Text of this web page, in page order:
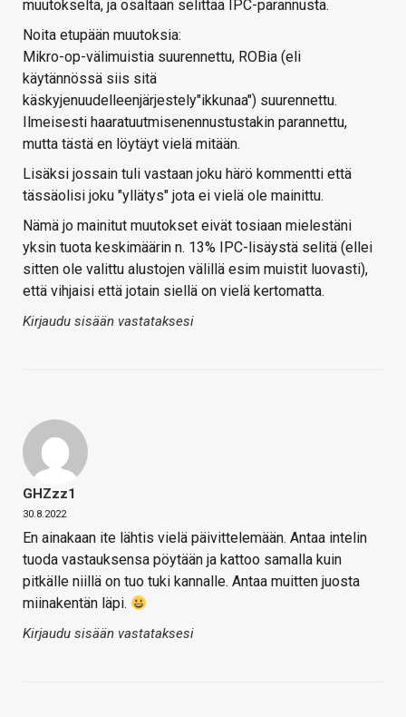
muutokselta, ja osaltaan selittää IPC-parannusta.
Noita etupään muutoksia:
Mikro-op-välimuistia suurennettu, ROBia (eli
käytännössä siis sitä
käskyjenuudelleenjärjestely"ikkunaa") suurennettu.
Ilmeisesti haaratuutmisenennustustakin parannettu,
mutta tästä en löytäyt vielä mitään.
Lisäksi jossain tuli vastaan joku härö kommentti että
tässäolisi joku "yllätys" jota ei vielä ole mainittu.
Nämä jo mainitut muutokset eivät tosiaan mielestäni
yksin tuota keskimäärin n. 13% IPC-lisäystä selitä (ellei
sitten ole valittu alustojen välillä esim muistit luovasti),
että vihjaisi että jotain siellä on vielä kertomatta.
Kirjaudu sisään vastataksesi
GHZzz1
30.8.2022
En ainakaan ite lähtis vielä päivittelemään. Antaa intelin
tuoda vastauksensa pöytään ja kattoo samalla kuin
pitkälle niillä on tuo tuki kannalle. Antaa muitten juosta
miinakentän läpi.
Kirjaudu sisään vastataksesi